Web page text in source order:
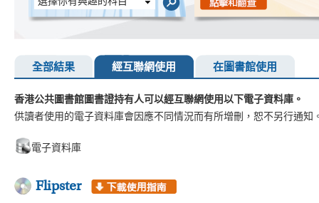
全部結果 經互聯網使用 在圖書館使用
香港公共圖書館圖書證持有人可以經互聯網使用以下電子資料庫。
供讀者使用的電子資料庫會因應不同情況而有所增刪，恕不另行通知
電子資料庫
Flipster